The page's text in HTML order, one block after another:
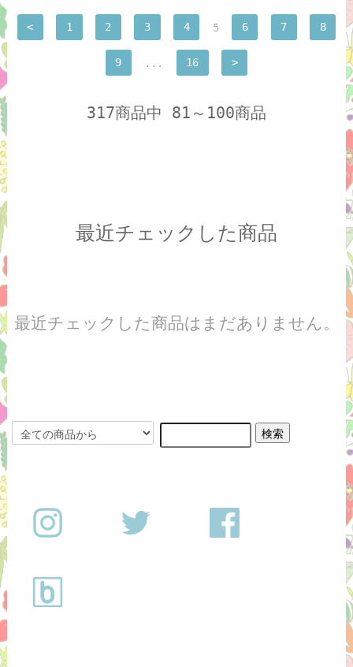
< 1 2 3 4 5 6 7 8
9 ... 16 >
317商品中 81～100商品
最近チェックした商品
最近チェックした商品はまだありません。